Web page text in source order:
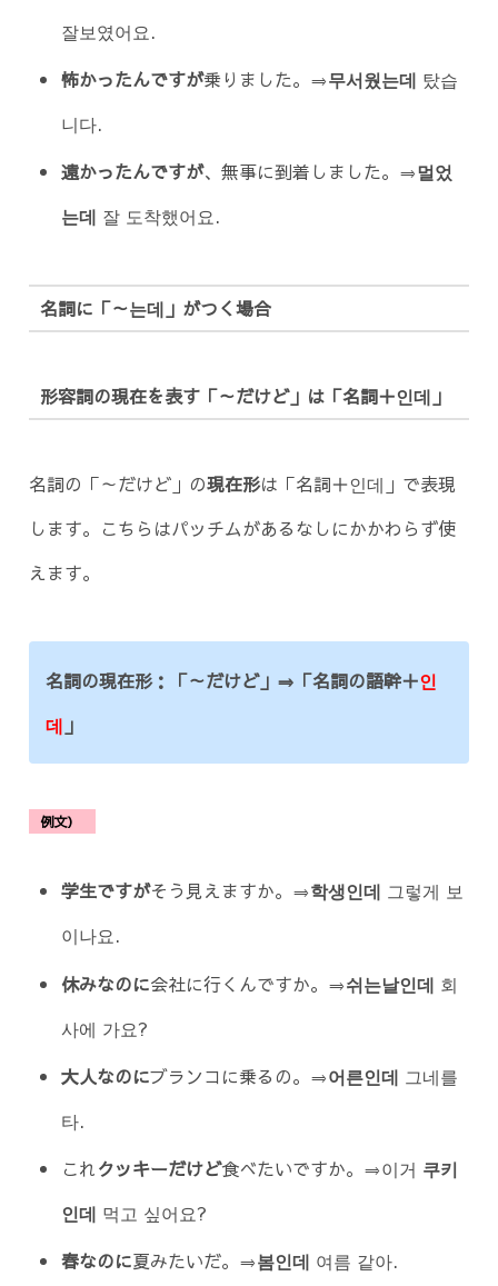
잘보였어요.
怖かったんですが乗りました。⇒무서웠는데 탔습
니다.
遠かったんですが、無事に到着しました。⇒멀었
는데 잘 도착했어요.
名詞に「～는데」がつく場合
形容詞の現在を表す「～だけど」は「名詞＋인데」
名詞の「～だけど」の現在形は「名詞＋인데」で表現
します。こちらはパッチムがあるなしにかかわらず使
えます。
名詞の現在形：「～だけど」⇒「名詞の語幹＋인
데 」
例文）
学生ですがそう見えますか。⇒학생인데 그렇게 보
이나요.
休みなのに会社に行くんですか。⇒쉬는날인데 회
사에 가요?
大人なのにブランコに乗るの。⇒어른인데 그네를
타.
これクッキーだけど食べたいですか。⇒이거 쿠키
인데 먹고 싶어요?
春なのに夏みたいだ。⇒봄인데 여름 같아.